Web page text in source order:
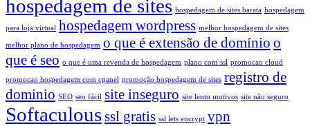
hospedagem de sites hospedagem de sites barata hospedagem
para loja virtual hospedagem wordpress melhor hospedagem de sites
melhor plano de hospedagem o que é extensão de domínio o
que é seo o que é uma revenda de hospedagem plano com ssl promocao cloud
promocao hospedagem com cpanel promoção hospedagem de sites registro de
dominio SEO seo fácil site inseguro site lento motivos site não seguro
Softaculousssl gratis ssl lets encrypt vpn